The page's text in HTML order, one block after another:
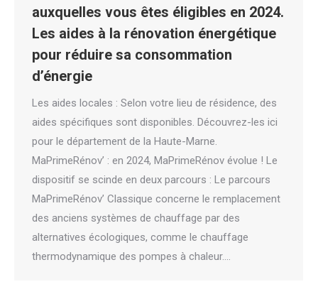
auxquelles vous êtes éligibles en 2024.
Les aides à la rénovation énergétique
pour réduire sa consommation
d’énergie
Les aides locales : Selon votre lieu de résidence, des
aides spécifiques sont disponibles. Découvrez-les ici
pour le département de la Haute-Marne.
MaPrimeRénov’ : en 2024, MaPrimeRénov évolue ! Le
dispositif se scinde en deux parcours : Le parcours
MaPrimeRénov’ Classique concerne le remplacement
des anciens systèmes de chauffage par des
alternatives écologiques, comme le chauffage
thermodynamique des pompes à chaleur.…